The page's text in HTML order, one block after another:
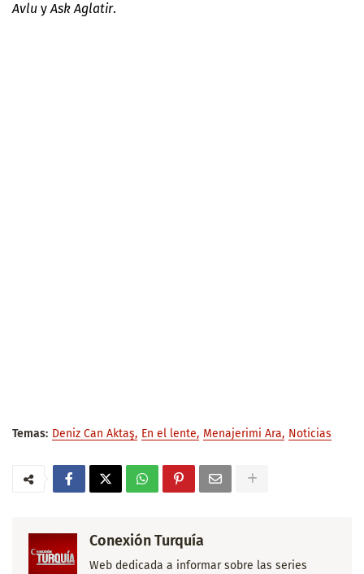
Avlu yAsk Aglatir.
Temas: Deniz Can Aktaş En el lente Menajerimi Ara Noticias
Conexión Turquía
Web dedicada a informar sobre las series